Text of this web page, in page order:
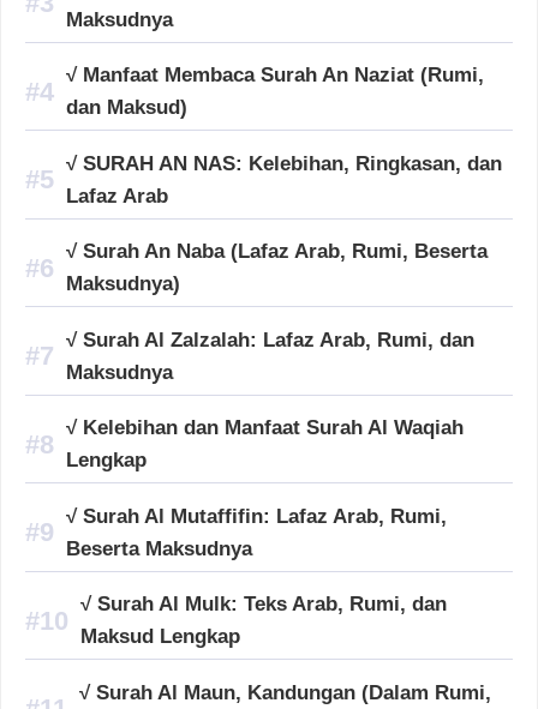
Maksudnya
√ Manfaat Membaca Surah An Naziat (Rumi,
dan Maksud)
√ SURAH AN NAS: Kelebihan, Ringkasan, dan
Lafaz Arab
√ Surah An Naba (Lafaz Arab, Rumi, Beserta
Maksudnya)
√ Surah Al Zalzalah: Lafaz Arab, Rumi, dan
Maksudnya
√ Kelebihan dan Manfaat Surah Al Waqiah
Lengkap
√ Surah Al Mutaffifin: Lafaz Arab, Rumi,
Beserta Maksudnya
√ Surah Al Mulk: Teks Arab, Rumi, dan
Maksud Lengkap
√ Surah Al Maun, Kandungan (Dalam Rumi,